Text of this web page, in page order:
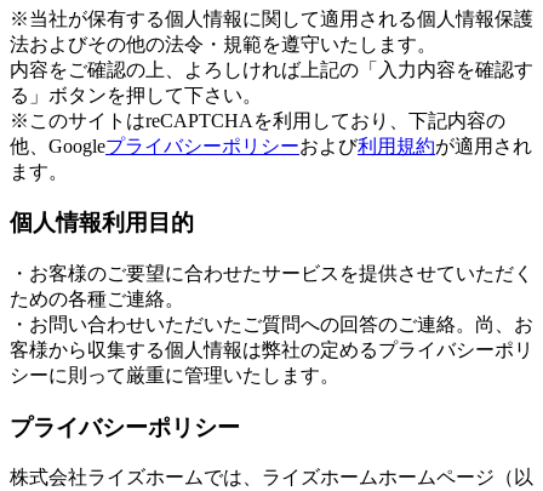
※当社が保有する個人情報に関して適用される個人情報保護
法およびその他の法令・規範を遵守いたします。
内容をご確認の上、よろしければ上記の「入力内容を確認す
る」ボタンを押して下さい。
※このサイトはreCAPTCHAを利用しており、下記内容の
他、Googleプライバシーポリシーおよび利用規約が適用され
ます。
個人情報利用目的
・お客様のご要望に合わせたサービスを提供させていただく
ための各種ご連絡。
・お問い合わせいただいたご質問への回答のご連絡。尚、お
客様から収集する個人情報は弊社の定めるプライバシーポリ
シーに則って厳重に管理いたします。
プライバシーポリシー
株式会社ライズホームでは、ライズホームホームページ（以